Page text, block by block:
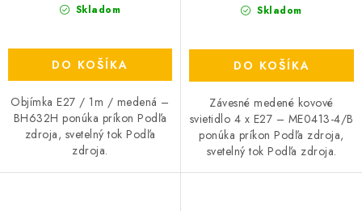
Skladom
DO KOŠÍKA
Objímka E27 / 1m / medená –
BH632H ponúka príkon Podľa
zdroja, svetelný tok Podľa
zdroja.
Skladom
DO KOŠÍKA
Závesné medené kovové
svietidlo 4 x E27 – ME0413-4/B
ponúka príkon Podľa zdroja,
svetelný tok Podľa zdroja.